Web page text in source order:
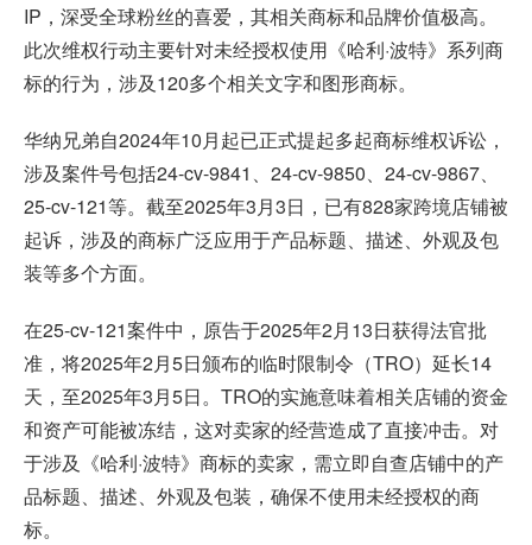
IP，深受全球粉丝的喜爱，其相关商标和品牌价值极高。
此次维权行动主要针对未经授权使用《哈利·波特》系列商
标的行为，涉及120多个相关文字和图形商标。
华纳兄弟自2024年10月起已正式提起多起商标维权诉讼，
涉及案件号包括24-cv-9841、24-cv-9850、24-cv-9867、
25-cv-121等。截至2025年3月3日，已有828家跨境店铺被
起诉，涉及的商标广泛应用于产品标题、描述、外观及包
装等多个方面。
在25-cv-121案件中，原告于2025年2月13日获得法官批
准，将2025年2月5日颁布的临时限制令（TRO）延长14
天，至2025年3月5日。TRO的实施意味着相关店铺的资金
和资产可能被冻结，这对卖家的经营造成了直接冲击。对
于涉及《哈利·波特》商标的卖家，需立即自查店铺中的产
品标题、描述、外观及包装，确保不使用未经授权的商
标。